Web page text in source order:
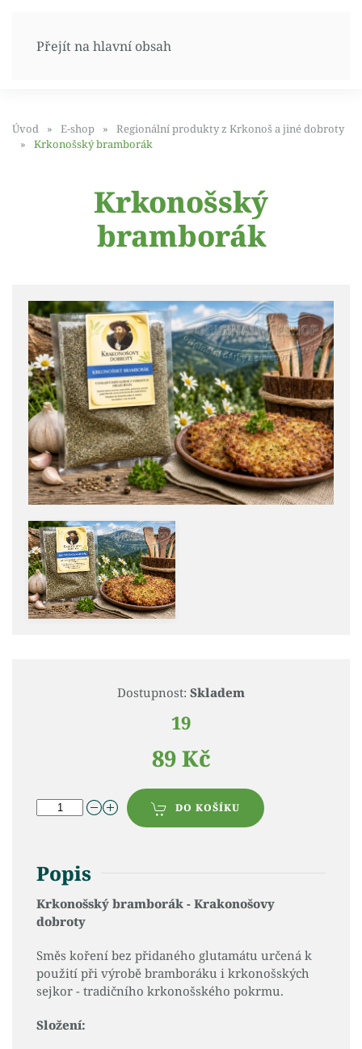
Přejít na hlavní obsah
Úvod E-shop
Regionální produkty z Krkonoš a jiné dobroty
Krkonošský bramborák
Krkonošský
bramborák
Dostupnost: Skladem
19
89 Kč
DO KOŠÍKU
Popis
Krkonošský bramborák - Krakonošovy
dobroty
Směs koření bez přidaného glutamátu určená k
použití při výrobě bramboráku i krkonošských
sejkor - tradičního krkonošského pokrmu.
Složení: